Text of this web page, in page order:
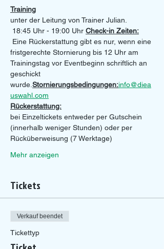
Training
unter der Leitung von Trainer Julian.
18:45 Uhr - 19:00 Uhr Check-in Zeiten:
fristgerechte Stornierung bis 12 Uhr am
Trainingstag vor Eventbeginn schriftlich an
geschickt
wurde. Stornierungsbedingungen:info@diea
uswahl.com
Rückerstattung:
bei Einzeltickets entweder per Gutschein
(innerhalb weniger Stunden) oder per
Rücküberweisung (7 Werktage)
Mehr anzeigen
Tickets
Verkauf beendet
Tickettyp